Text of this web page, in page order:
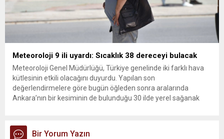
Meteoroloji 9 ili uyardı: Sıcaklık 38 dereceyi bulacak
Meteoroloji Genel Müdürlüğü, Türkiye genelinde iki farklı hava
kütlesinin etkili olacağını duyurdu. Yapılan son
değerlendirmelere göre bugün öğleden sonra aralarında
Ankara’nın bir kesiminin de bulunduğu 30 ilde yerel sağanak
üzerine çıkarak yaz değerlerine ulaşacak. Ayrıca...
Bir Yorum Yazın